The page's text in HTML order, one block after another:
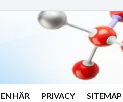
HÄR PRIVACY SITEMAP